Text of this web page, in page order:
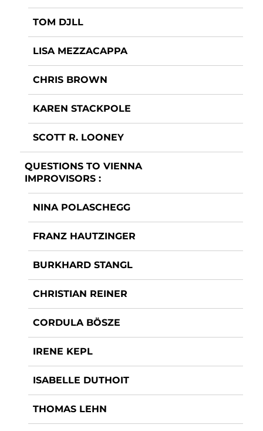
TOM DJLL
LISA MEZZACAPPA
CHRIS BROWN
KAREN STACKPOLE
SCOTT R. LOONEY
QUESTIONS TO VIENNA
IMPROVISORS :
NINA POLASCHEGG
FRANZ HAUTZINGER
BURKHARD STANGL
CHRISTIAN REINER
CORDULA BÖSZE
IRENE KEPL
ISABELLE DUTHOIT
THOMAS LEHN